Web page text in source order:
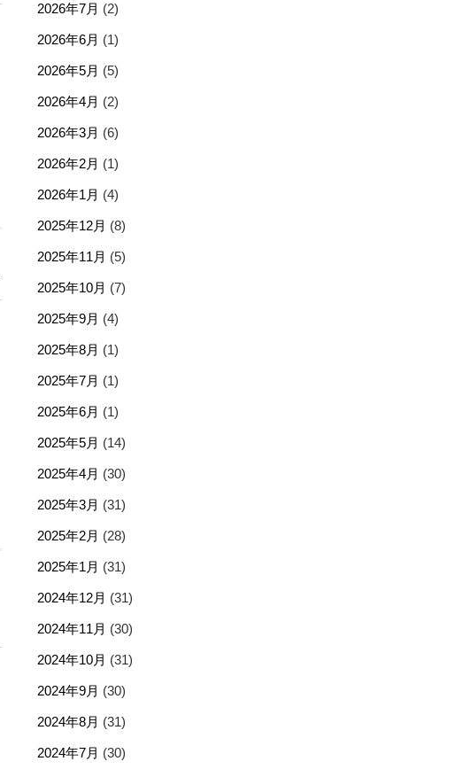
2026年7月 (2)
2026年6月 (1)
2026年5月 (5)
2026年4月 (2)
2026年3月 (6)
2026年2月 (1)
2026年1月 (4)
2025年12月 (8)
2025年11月 (5)
2025年10月 (7)
2025年9月 (4)
2025年8月 (1)
2025年7月 (1)
2025年6月 (1)
2025年5月 (14)
2025年4月 (30)
2025年3月 (31)
2025年2月 (28)
2025年1月 (31)
2024年12月 (31)
2024年11月 (30)
2024年10月 (31)
2024年9月 (30)
2024年8月 (31)
2024年7月 (30)